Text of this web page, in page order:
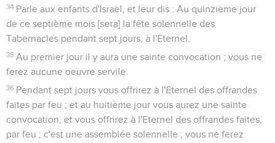
34 Parle aux enfants d'Israël, et leur dis : Au quinzième jour
de ce septième mois [sera] la fête solennelle des
Tabernacles pendant sept jours, à l'Eternel.
35 Au premier jour il y aura une sainte convocation ; vous ne
ferez aucune oeuvre servile.
36 Pendant sept jours vous offrirez à l'Eternel des offrandes
faites par feu ; et au huitième jour vous aurez une sainte
convocation, et vous offrirez à l'Eternel des offrandes faites,
par feu ; c'est une assemblée solennelle ; vous ne ferez